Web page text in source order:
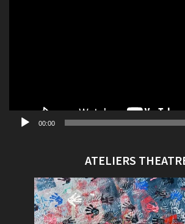
00:00
ATELIERS